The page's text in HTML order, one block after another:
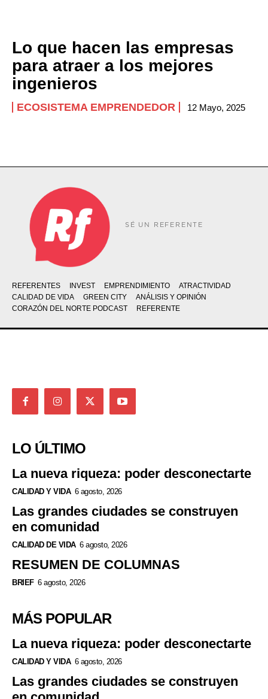
Lo que hacen las empresas
para atraer a los mejores
ingenieros
ECOSISTEMA EMPRENDEDOR 12 Mayo, 2025
SÉ UN REFERENTE
REFERENTES INVEST EMPRENDIMIENTO
ATRACTIVIDAD
CALIDAD DE VIDA
GREEN CITY
ANÁLISIS Y OPINIÓN
CORAZÓN DEL NORTE PODCAST
REFERENTE
LO ÚLTIMO
La nueva riqueza: poder desconectarte
CALIDAD Y VIDA 6 agosto, 2026
Las grandes ciudades se construyen
en comunidad
CALIDAD DE VIDA 6 agosto, 2026
RESUMEN DE COLUMNAS
BRIEF 6 agosto, 2026
MÁS POPULAR
La nueva riqueza: poder desconectarte
CALIDAD Y VIDA 6 agosto, 2026
Las grandes ciudades se construyen